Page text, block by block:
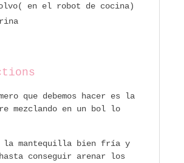
en el robot de cocina)
que debemos hacer es la
mezclando en un bol lo
la mantequilla bien fría y
conseguir arenar los